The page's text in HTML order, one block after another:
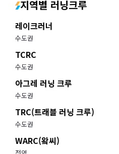
지역별 러닝크루
레이크러너
수도권
TCRC
수도권
아그레 러닝 크루
수도권
TRC(트래블 러닝 크루)
수도권
WARC(왘씨)